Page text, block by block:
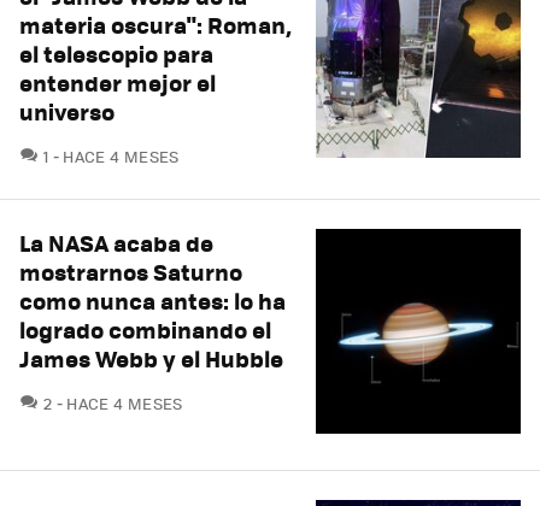
materia oscura": Roman,
el telescopio para
entender mejor el
universo
1 COMENTARIOS
HACE 4 MESES
La NASA acaba de
mostrarnos Saturno
como nunca antes: lo ha
logrado combinando el
James Webb y el Hubble
2 COMENTARIOS
HACE 4 MESES